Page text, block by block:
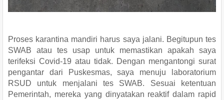
Proses karantina mandiri harus saya jalani. Begitupun tes
SWAB atau tes usap untuk memastikan apakah saya
terifeksi Covid-19 atau tidak. Dengan mengantongi surat
pengantar dari Puskesmas, saya menuju laboratorium
RSUD untuk menjalani tes SWAB. Sesuai ketentuan
Pemerintah, mereka yang dinyatakan reaktif dalam rapid